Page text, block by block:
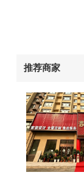
推荐商家